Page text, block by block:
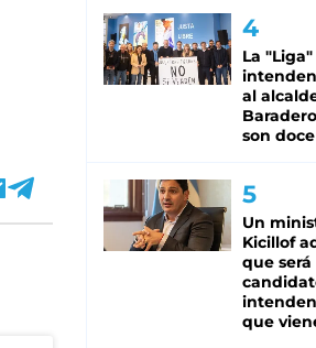
La
al
son doce
Un
Kicillof
que será
que